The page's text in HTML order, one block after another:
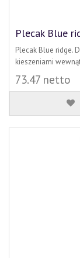
Plecak Blue
Plecak Blue ridge.
kieszeniami
73.47 netto